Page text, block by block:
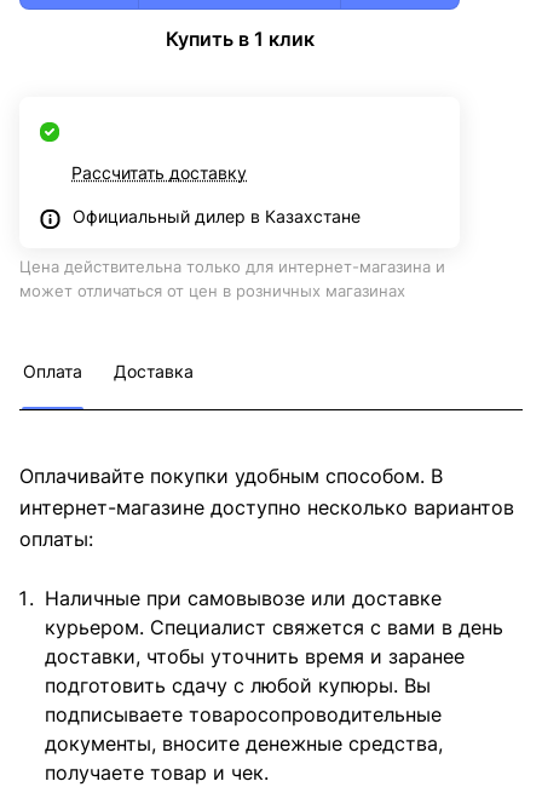
Купить в 1 клик
Рассчитать доставку
Официальный дилер в Казахстане
Цена действительна только для интернет-магазина и
может отличаться от цен в розничных магазинах
Оплата Доставка
Оплачивайте покупки удобным способом. В
интернет-магазине доступно несколько вариантов
оплаты:
Наличные при самовывозе или доставке
курьером. Специалист свяжется с вами в день
доставки, чтобы уточнить время и заранее
подготовить сдачу с любой купюры. Вы
подписываете товаросопроводительные
документы, вносите денежные средства,
получаете товар и чек.